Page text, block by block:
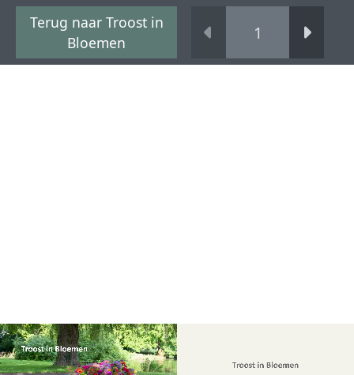
Terug naar Troost in
Bloemen
Troost in Bloemen
Troost in Bloemen